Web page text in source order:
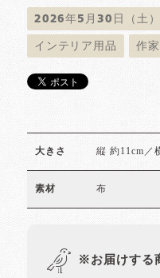
2026年5月30日（土
インテリア用品 作
大きさ 縦 約11cm／
素材 布
※お届けする